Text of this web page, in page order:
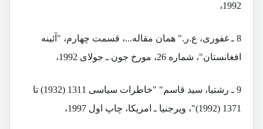
1992،
8 ـ غفوری، ع.ر." همان مقاله...، قسمت چهارم، "آئینه
افغانستان"، شماره 26، مورخ جون ـ جولای 1992،
9 ـ رشتیا، سید قاسم" "خاطرات سیاسی 1311 (1932) تا
1371 (1992)"، ویرجنیا ـ امریکا، چاپ اول 1997،